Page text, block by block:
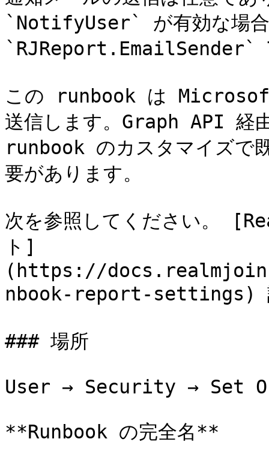
`NotifyUser` が有効な場合
`RJReport.EmailSender`
この runbook は
送信します。Graph API 経
runbook のカスタマイズで
要があります。
次を参照してください。
ト]
(https://
nbook-report-settings)
### 場所
User → Security → Set Or
**Runbook の完全名**